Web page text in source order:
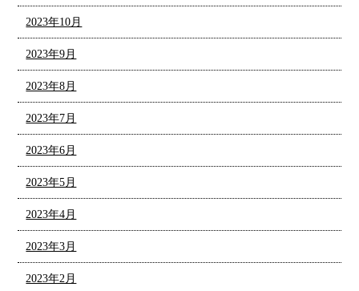
2023年10月
2023年9月
2023年8月
2023年7月
2023年6月
2023年5月
2023年4月
2023年3月
2023年2月